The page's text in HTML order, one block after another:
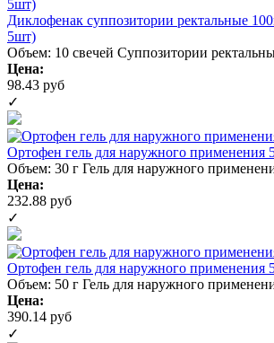
Диклофенак суппозитории ректальные
5шт)
Объем: 10 свечей Суппозитории
Цена:
98.43 руб
✓
Ортофен гель для наружного применения
Объем: 30 г Гель для наружного
Цена:
232.88 руб
✓
Ортофен гель для наружного применения
Объем: 50 г Гель для наружного
Цена:
390.14 руб
✓